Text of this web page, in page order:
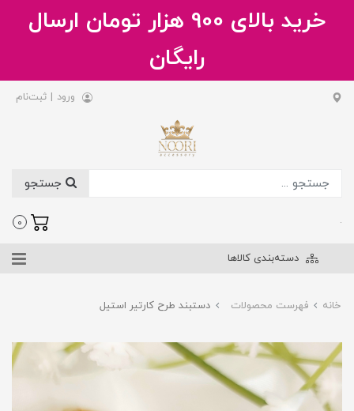
خرید بالای 900 هزار تومان ارسال
رایگان
ورود | ثبت‌نام
.
0
دسته‌بندی کالاها
خانه فهرست محصولات دستبند طرح کارتیر استیل